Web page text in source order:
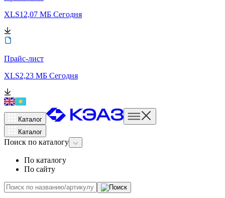
XLS12,07 МБ Сегодня
Прайс-лист
XLS2,23 МБ Сегодня
Каталог
Каталог
Поиск по каталогу
По каталогу
По сайту